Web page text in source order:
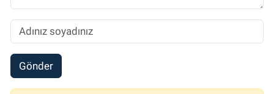
Gönder